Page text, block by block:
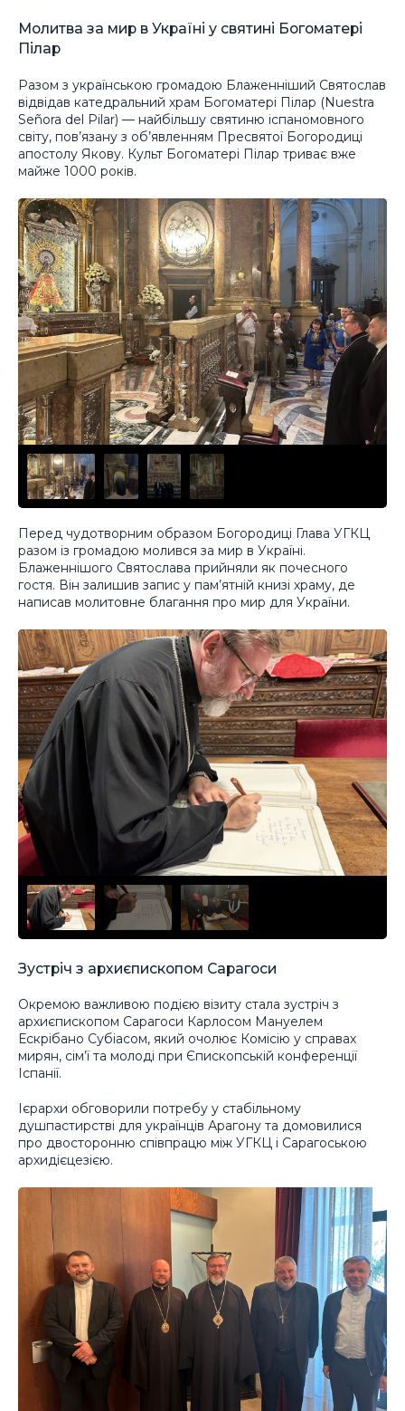
Молитва за мир в Україні у святині Богоматері
Пілар
Разом з українською громадою Блаженніший Святослав
відвідав катедральний храм Богоматері Пілар (Nuestra
Señora del Pilar) — найбільшу святиню іспаномовного
світу, пов’язану з об’явленням Пресвятої Богородиці
апостолу Якову. Культ Богоматері Пілар триває вже
майже 1000 років.
Перед чудотворним образом Богородиці Глава УГКЦ
разом із громадою молився за мир в Україні.
Блаженнішого Святослава прийняли як почесного
гостя. Він залишив запис у пам’ятній книзі храму, де
написав молитовне благання про мир для України.
Зустріч з архиєпископом Сарагоси
Окремою важливою подією візиту стала зустріч з
архиєпископом Сарагоси Карлосом Мануелем
Ескрібано Субіасом, який очолює Комісію у справах
мирян, сім’ї та молоді при Єпископській конференції
Іспанії.
Ієрархи обговорили потребу у стабільному
душпастирстві для українців Арагону та домовилися
про двосторонню співпрацю між УГКЦ і Сарагоською
архидієцезією.